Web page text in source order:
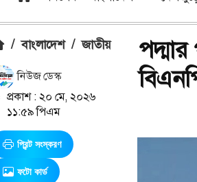
/ বাংলাদেশ / জাতীয়
নিউজ ডেস্ক
প্রকাশ : ২০ মে, ২০২৬
১১:৫৯ পিএম
প্রিন্ট সংস্করণ
ফটো কার্ড
পদ্মার